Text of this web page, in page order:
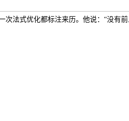
法式优化都标注来历。他说：“没有